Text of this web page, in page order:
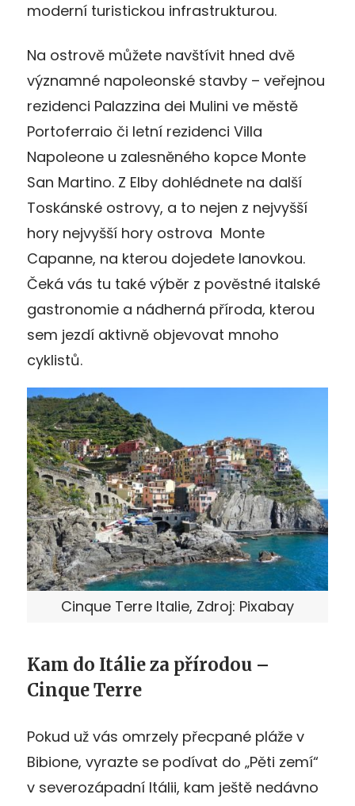
moderní turistickou infrastrukturou.
Na ostrově můžete navštívit hned dvě
významné napoleonské stavby – veřejnou
rezidenci Palazzina dei Mulini ve městě
Portoferraio či letní rezidenci Villa
Napoleone u zalesněného kopce Monte
San Martino. Z Elby dohlédnete na další
Toskánské ostrovy, a to nejen z nejvyšší
hory nejvyšší hory ostrova Monte
Capanne, na kterou dojedete lanovkou.
Čeká vás tu také výběr z pověstné italské
gastronomie a nádherná příroda, kterou
sem jezdí aktivně objevovat mnoho
cyklistů.
Cinque Terre Italie, Zdroj: Pixabay
Kam do Itálie za přírodou –
Cinque Terre
Pokud už vás omrzely přecpané pláže v
Bibione, vyrazte se podívat do „Pěti zemí“
v severozápadní Itálii, kam ještě nedávno